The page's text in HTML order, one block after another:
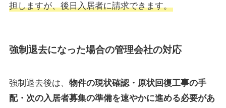
担しますが、後日入居者に請求できます。
強制退去になった場合の管理会社の対応
強制退去後は、 物件の現状確認・原状回復工事の手
配・次の入居者募集の準備を速やかに進める必要があ